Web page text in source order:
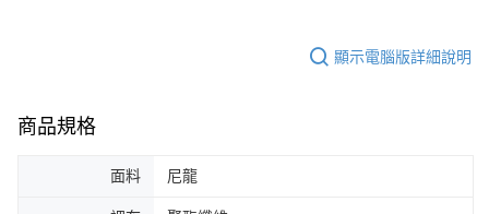
顯示電腦版詳細說明
商品規格
面料 尼龍